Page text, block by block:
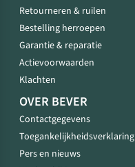
Retourneren & ruilen
Bestelling herroepen
Garantie & reparatie
Actievoorwaarden
Klachten
OVER BEVER
Contactgegevens
Toegankelijkheidsverklaring
Pers en nieuws